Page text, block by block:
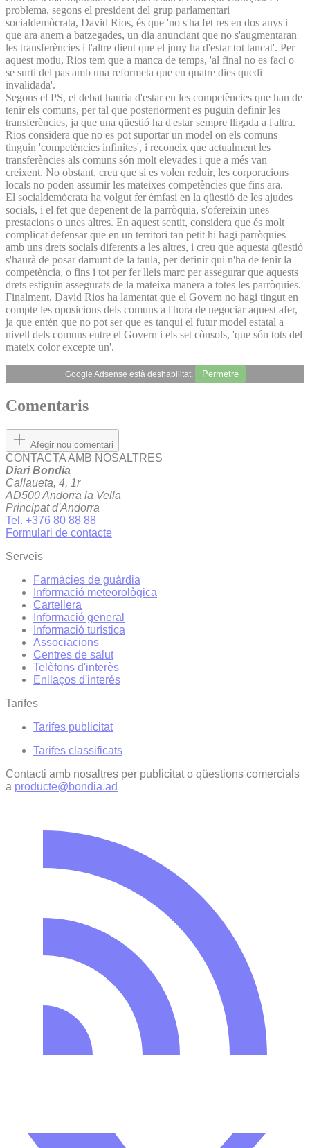
problema, segons el president del grup parlamentari
socialdemòcrata, David Rios, és que 'no s'ha fet res en dos anys i
que ara anem a batzegades, un dia anunciant que no s'augmentaran
les transferències i l'altre dient que el juny ha d'estar tot tancat'. Per
aquest motiu, Rios tem que a manca de temps, 'al final no es faci o
se surti del pas amb una reformeta que en quatre dies quedi
invalidada'.
Segons el PS, el debat hauria d'estar en les competències que han de
tenir els comuns, per tal que posteriorment es puguin definir les
transferències, ja que una qüestió ha d'estar sempre lligada a l'altra.
Rios considera que no es pot suportar un model on els comuns
tinguin 'competències infinites', i reconeix que actualment les
transferències als comuns són molt elevades i que a més van
creixent. No obstant, creu que si es volen reduir, les corporacions
locals no poden assumir les mateixes competències que fins ara.
El socialdemòcrata ha volgut fer èmfasi en la qüestió de les ajudes
socials, i el fet que depenent de la parròquia, s'ofereixin unes
prestacions o unes altres. En aquest sentit, considera que és molt
complicat defensar que en un territori tan petit hi hagi parròquies
amb uns drets socials diferents a les altres, i creu que aquesta qüestió
s'haurà de posar damunt de la taula, per definir qui n'ha de tenir la
competència, o fins i tot per fer lleis marc per assegurar que aquests
drets estiguin assegurats de la mateixa manera a totes les parròquies.
Finalment, David Rios ha lamentat que el Govern no hagi tingut en
compte les oposicions dels comuns a l'hora de negociar aquest afer,
ja que entén que no pot ser que es tanqui el futur model estatal a
nivell dels comuns entre el Govern i els set cònsols, 'que són tots del
mateix color excepte un'.
Google Adsense està deshabilitat. Permetre
Comentaris
Afegir nou comentari
CONTACTA AMB NOSALTRES
Diari Bondia
Callaueta, 4, 1r
AD500 Andorra la Vella
Principat d'Andorra
Tel. +376 80 88 88
Formulari de contacte
Serveis
Farmàcies de guàrdia
Informació meteorològica
Cartellera
Informació general
Informació turística
Associacions
Centres de salut
Telèfons d'interès
Enllaços d'interés
Tarifes
Tarifes publicitat
Tarifes classificats
Contacti amb nosaltres per publicitat o qüestions comercials
a producte@bondia.ad